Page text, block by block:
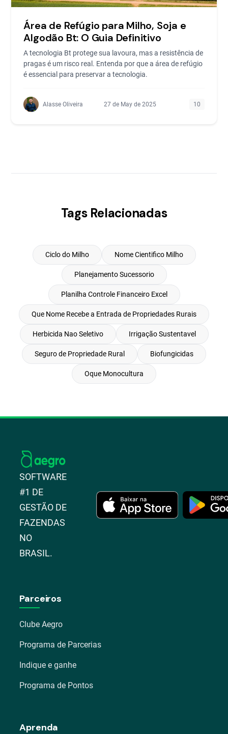
Área de Refúgio para Milho, Soja e
Algodão Bt: O Guia Definitivo
A tecnologia Bt protege sua lavoura, mas a resistência de
pragas é um risco real. Entenda por que a área de refúgio
é essencial para preservar a tecnologia.
Alasse Oliveira 27 de May de 2025 10
Tags Relacionadas
Ciclo do Milho Nome Cientifico Milho
Planejamento Sucessorio
Planilha Controle Financeiro Excel
Que Nome Recebe a Entrada de Propriedades Rurais
Herbicida Nao Seletivo Irrigação Sustentavel
Seguro de Propriedade Rural Biofungicidas
Oque Monocultura
SOFTWARE
#1 DE
GESTÃO DE
FAZENDAS
NO
BRASIL.
Parceiros
Clube Aegro
Programa de Parcerias
Indique e ganhe
Programa de Pontos
Aprenda